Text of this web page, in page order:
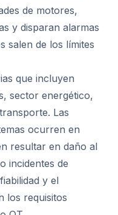
de motores,
y disparan alarmas
salen de los límites
que incluyen
sector energético,
Las
ocurren en
resultar en daño al
incidentes de
y el
los requisitos